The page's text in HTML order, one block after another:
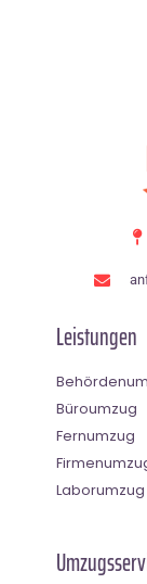
Leistungen
Büroumzug
Fernumzug
Laborumzug